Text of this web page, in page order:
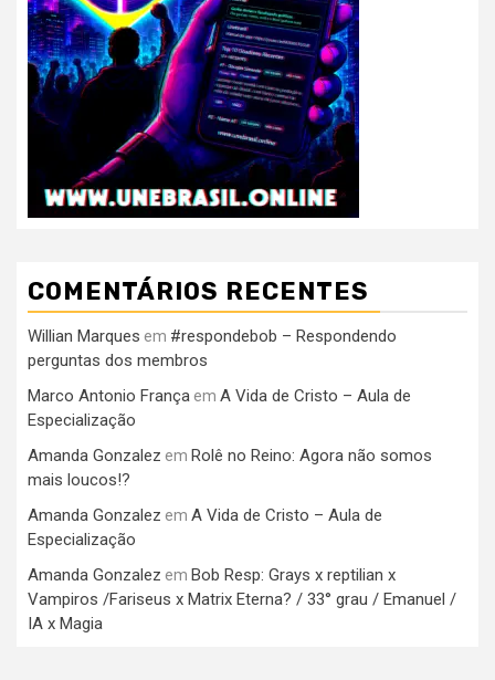
COMENTÁRIOS RECENTES
Willian Marques em #respondebob – Respondendo
perguntas dos membros
Marco Antonio França em A Vida de Cristo – Aula de
Especialização
Amanda Gonzalez em Rolê no Reino: Agora não somos
mais loucos!?
Amanda Gonzalez em A Vida de Cristo – Aula de
Especialização
Amanda Gonzalez em Bob Resp: Grays x reptilian x
Vampiros /Fariseus x Matrix Eterna? / 33° grau / Emanuel /
IA x Magia